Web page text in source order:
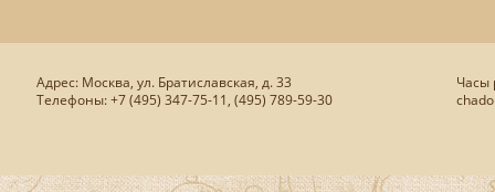
Адрес: Москва, ул. Братиславская, д. 33
Телефоны: +7 (495) 347-75-11, (495) 789-59-30
Часы